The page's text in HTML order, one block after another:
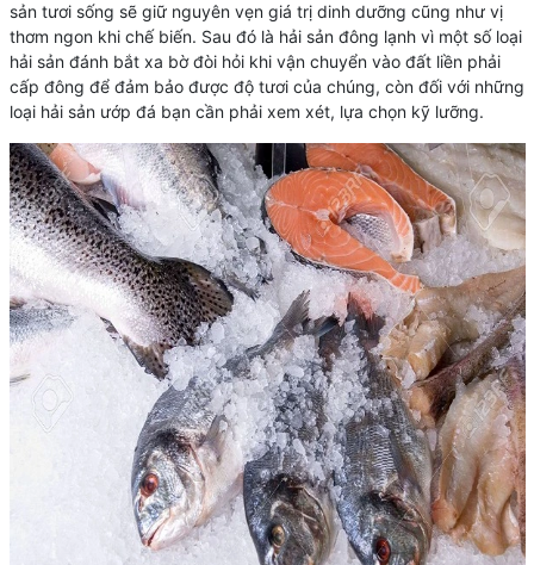
sản tươi sống sẽ giữ nguyên vẹn giá trị dinh dưỡng cũng như vị
thơm ngon khi chế biến. Sau đó là hải sản đông lạnh vì một số loại
hải sản đánh bắt xa bờ đòi hỏi khi vận chuyển vào đất liền phải
cấp đông để đảm bảo được độ tươi của chúng, còn đối với những
loại hải sản ướp đá bạn cần phải xem xét, lựa chọn kỹ lưỡng.